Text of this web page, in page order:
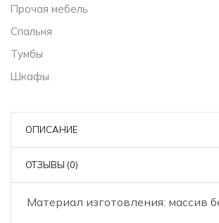
Прочая мебель
Спальня
Тумбы
Шкафы
ОПИСАНИЕ
ОТЗЫВЫ (0)
Материал изготовления: массив